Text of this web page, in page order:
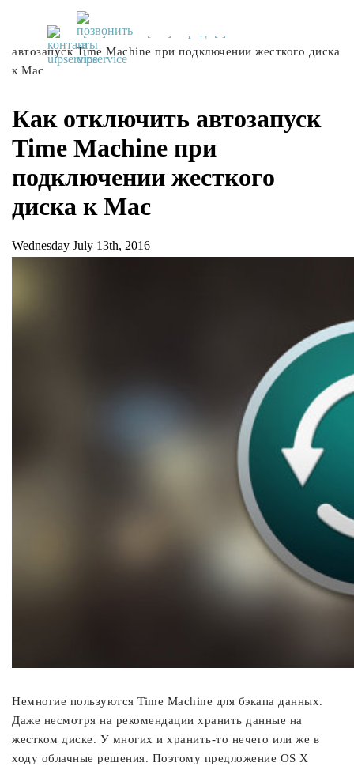
UiPservice »[:ru]Советы[:ua]Поради[:]
автозапуск Time Machine при подключении жесткого диска
к Mac
Как отключить автозапуск
Time Machine при
подключении жесткого
диска к Mac
Wednesday July 13th, 2016
Немногие пользуются Time Machine для бэкапа данных.
Даже несмотря на рекомендации хранить данные на
жестком диске. У многих и хранить-то нечего или же в
ходу облачные решения. Поэтому предложение OS X